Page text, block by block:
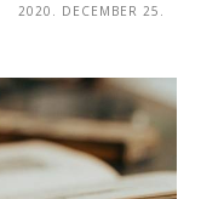
2020. DECEMBER 25.